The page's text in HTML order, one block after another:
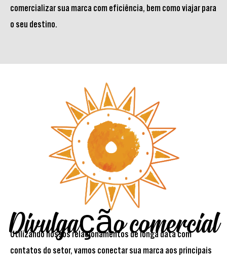
comercializar sua marca com eficiência, bem como viajar para
o seu destino.
Divulgação comercial
Utilizando nossos relacionamentos de longa data com
contatos do setor, vamos conectar sua marca aos principais